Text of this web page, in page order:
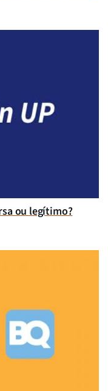
ou legítimo?